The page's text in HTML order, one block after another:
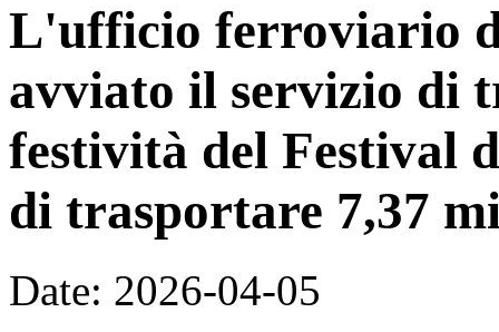
L'ufficio ferroviario
avviato il servizio di
festività del Festival
di trasportare 7,37
Date: 2026-04-05